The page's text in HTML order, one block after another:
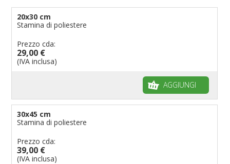
20x30 cm
Stamina di poliestere
Prezzo cda:
29,00 €
(IVA inclusa)
AGGIUNGI
30x45 cm
Stamina di poliestere
Prezzo cda:
39,00 €
(IVA inclusa)